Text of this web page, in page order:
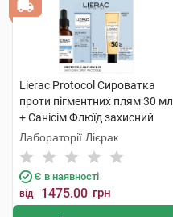
Lierac Protocol Сироватка
проти пігментних плям 30 мл
+ Санісім Флюїд захисний
SPF 50+ 25мл 1 набір
Лабораторії Лієрак
Є в наявності
від 1475.00 грн